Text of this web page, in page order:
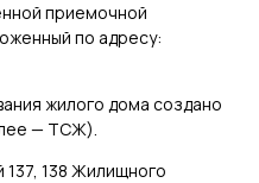
приемочной
по адресу:
жилого дома создано
— ТСЖ).
137, 138 Жилищного